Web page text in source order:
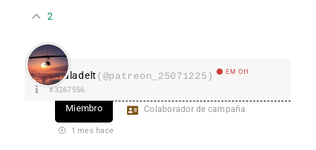
2
aladelt (@patreon_25071225) EM Off
#3267556
Miembro Colaborador de campaña
1 mes hace